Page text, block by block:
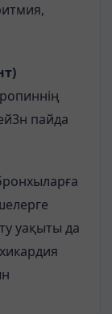
пайда
уақыты да